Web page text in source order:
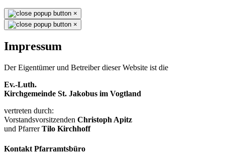
×
×
Impressum
Der Eigentümer und Betreiber dieser Website ist die
Ev.-Luth.
Kirchgemeinde St. Jakobus im Vogtland
vertreten durch:
Vorstandsvorsitzenden Christoph Apitz
und PfarrerTilo Kirchhoff
Kontakt Pfarramtsbüro